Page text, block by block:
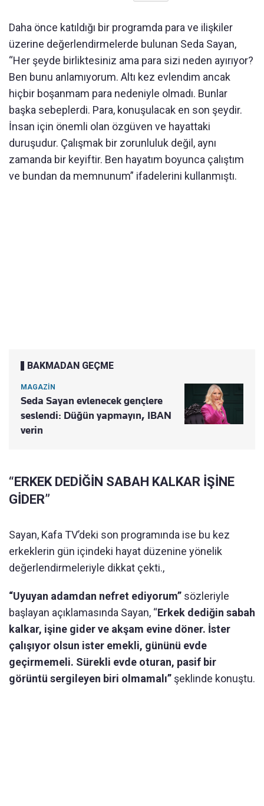
Daha önce katıldığı bir programda para ve ilişkiler
üzerine değerlendirmelerde bulunan Seda Sayan,
“Her şeyde birliktesiniz ama para sizi neden ayırıyor?
Ben bunu anlamıyorum. Altı kez evlendim ancak
hiçbir boşanmam para nedeniyle olmadı. Bunlar
başka sebeplerdi. Para, konuşulacak en son şeydir.
İnsan için önemli olan özgüven ve hayattaki
duruşudur. Çalışmak bir zorunluluk değil, aynı
zamanda bir keyiftir. Ben hayatım boyunca çalıştım
ve bundan da memnunum” ifadelerini kullanmıştı.
BAKMADAN GEÇME
MAGAZİN
Seda Sayan evlenecek gençlere
seslendi: Düğün yapmayın, IBAN
verin
“ERKEK DEDİĞİN SABAH KALKAR İŞİNE
GİDER”
Sayan, Kafa TV’deki son programında ise bu kez
erkeklerin gün içindeki hayat düzenine yönelik
değerlendirmeleriyle dikkat çekti.,
“Uyuyan adamdan nefret ediyorum” sözleriyle
başlayan açıklamasında Sayan, “Erkek dediğin sabah
kalkar, işine gider ve akşam evine döner. İster
çalışıyor olsun ister emekli, gününü evde
geçirmemeli. Sürekli evde oturan, pasif bir
görüntü sergileyen biri olmamalı” şeklinde konuştu.